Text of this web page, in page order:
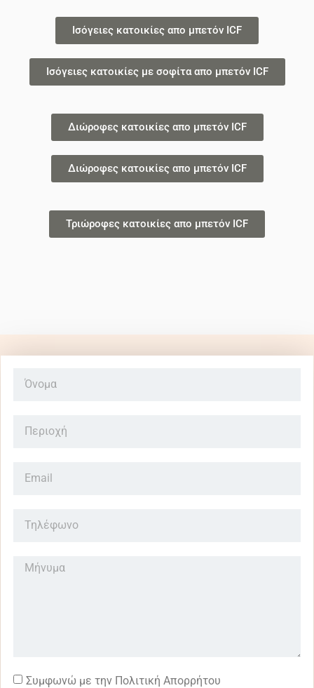
Ισόγειες κατοικίες απο μπετόν ICF
Ισόγειες κατοικίες με σοφίτα απο μπετόν ICF
Διώροφες κατοικίες απο μπετόν ICF
Διώροφες κατοικίες απο μπετόν ICF
Τριώροφες κατοικίες απο μπετόν ICF
Συμφωνώ με την Πολιτική Απορρήτου